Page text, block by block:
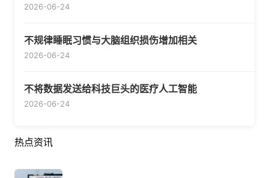
2026-06-24
不规律睡眠习惯与大脑组织损伤增加相关
2026-06-24
不将数据发送给科技巨头的医疗人工智能
2026-06-24
热点资讯